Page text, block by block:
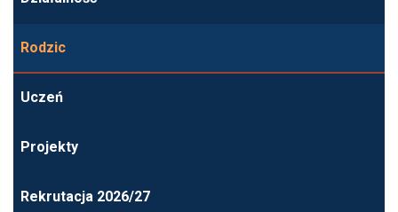
Rodzic
Uczeń
Projekty
Rekrutacja 2026/27